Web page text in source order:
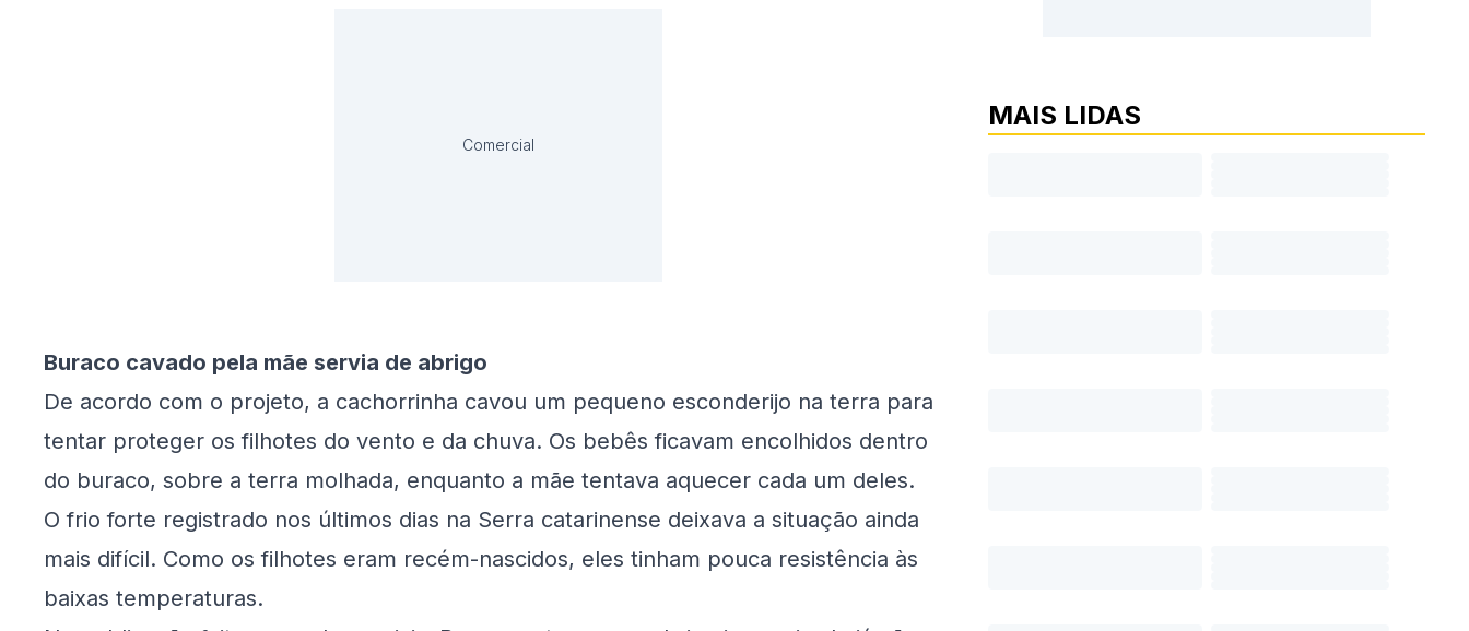
Comercial
Buraco cavado pela mãe servia de abrigo
De acordo com o projeto, a cachorrinha cavou um pequeno esconderijo na terra para
tentar proteger os filhotes do vento e da chuva. Os bebês ficavam encolhidos dentro
do buraco, sobre a terra molhada, enquanto a mãe tentava aquecer cada um deles.
O frio forte registrado nos últimos dias na Serra catarinense deixava a situação ainda
mais difícil. Como os filhotes eram recém-nascidos, eles tinham pouca resistência às
baixas temperaturas.
MAIS LIDAS